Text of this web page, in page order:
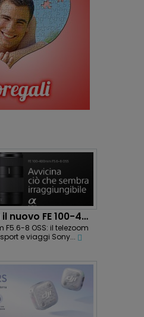
Sony presenta il nuovo FE 100-400mm F5.6-8 OSS:...
F5.6-8 OSS: il telezoom
e viaggi Sony...